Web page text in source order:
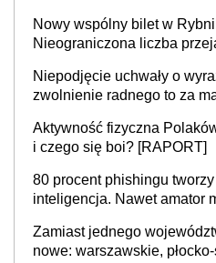
Nowy wspólny bilet w
Nieograniczona liczba
Niepodjęcie uchwały o
zwolnienie radnego to za
sprawy
Aktywność fizyczna
i czego się boi? [RAPORT]
80 procent phishingu
inteligencja. Nawet amator
Zamiast jednego
nowe: warszawskie,